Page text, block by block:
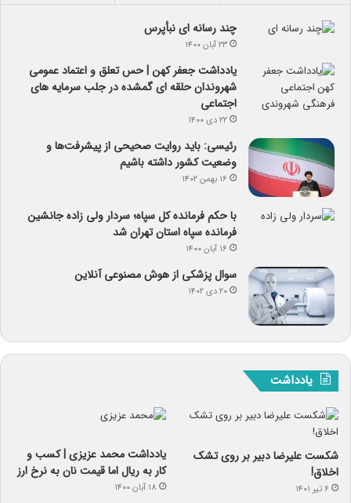
چند رسانه ای نبأپرس
۲۳ آبان ۱۴۰۰
یادداشت جعفر کهن | حس تعلق و اعتماد عمومی
شهروندان حلقه ای گمشده در جلب سرمایه های
اجتماعی
۲۲ دی ۱۴۰۰
رئیسی: باید روایت صحیحی از پیشرفت‌ها و
وضعیت کشور داشته باشیم
۱۶ بهمن ۱۴۰۲
با حکم فرمانده کل سپاه؛ سردار ولی زاده جانشین
فرمانده سپاه استان تهران شد
۱۶ آبان ۱۴۰۰
سوال پزشکی از هوش مصنوعی آنلاین
۲۰ دی ۱۴۰۲
یادداشت
شکست علیرضا دبیر بر روی تشک
اخلاق!
۶ تیر ۱۴۰۱
یادداشت‌ محمد عزیزی | کسب و
کار به ریال اما قیمت نان به نرخ ارز
۱۸ آبان ۱۴۰۰